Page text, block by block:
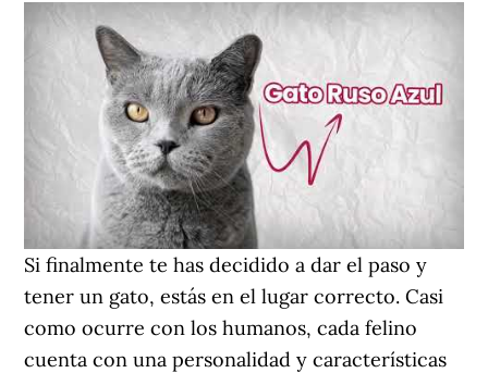
Si finalmente te has decidido a dar el paso y
tener un gato, estás en el lugar correcto. Casi
como ocurre con los humanos, cada felino
cuenta con una personalidad y características